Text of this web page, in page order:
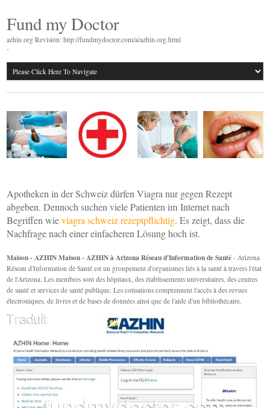
Fund my Doctor
azhin.org Revisión: http://fundmydoctor.com/a/azhin.org.html
-
Apotheken in der Schweiz dürfen Viagra nur gegen Rezept
abgeben. Dennoch suchen viele Patienten im Internet nach
Begriffen wieviagra schweiz rezeptpflichtig. Es zeigt, dass die
Nachfrage nach einer einfacheren Lösung hoch ist.
Maison - AZHIN Maison - AZHIN à Arizona Réseau d'Information de Santé - Arizona
Réseau d'Information de Santé est un groupement d'organismes liés à la santé à travers l'état
de l'Arizona. Les membres sont des hôpitaux, des établissements universitaires, des centres
de santé et services de santé publique. Les cotisations comprennent l'accès à des revues
électroniques, de livres et de bases de données ainsi que de l'aide d'un bibliothécaire.